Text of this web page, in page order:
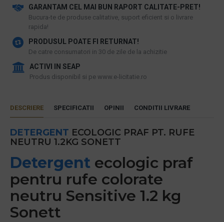
GARANTAM CEL MAI BUN RAPORT CALITATE-PRET!
​Bucura-te de produse calitative, suport eficient si o livrare
rapida!
PRODUSUL POATE FI RETURNAT!
De catre consumatori in 30 de zile de la achizitie
ACTIVI IN SEAP
Produs disponibil si pe www.e-licitatie.ro
DESCRIERE SPECIFICATII OPINII CONDITII LIVRARE
DETERGENT ECOLOGIC PRAF PT. RUFE
NEUTRU 1.2KG SONETT
Detergent ecologic praf
pentru rufe colorate
neutru Sensitive 1.2 kg
Sonett